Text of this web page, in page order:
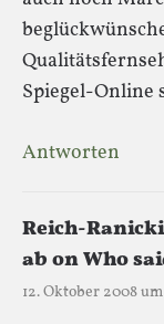
Spiegel-Online
Antworten
Reich-
ab on Who
12. Oktober 2008 um